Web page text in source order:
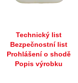
Technický list
Bezpečnostní list
Prohlášení o shodě
Popis výrobku